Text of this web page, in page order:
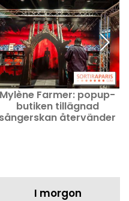
Mylène Farmer: popup-
butiken tillägnad
sångerskan återvänder
I morgon